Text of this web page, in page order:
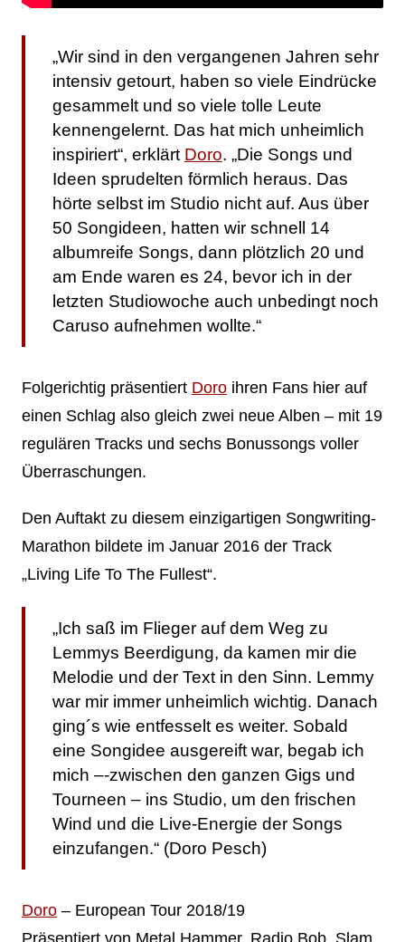
„Wir sind in den vergangenen Jahren sehr
intensiv getourt, haben so viele Eindrücke
gesammelt und so viele tolle Leute
kennengelernt. Das hat mich unheimlich
inspiriert“, erklärt Doro. „Die Songs und
Ideen sprudelten förmlich heraus. Das
hörte selbst im Studio nicht auf. Aus über
50 Songideen, hatten wir schnell 14
albumreife Songs, dann plötzlich 20 und
am Ende waren es 24, bevor ich in der
letzten Studiowoche auch unbedingt noch
Caruso aufnehmen wollte.“
Folgerichtig präsentiert Doroihren Fans hier auf
einen Schlag also gleich zwei neue Alben – mit 19
regulären Tracks und sechs Bonussongs voller
Überraschungen.
Den Auftakt zu diesem einzigartigen Songwriting-
Marathon bildete im Januar 2016 der Track
„Living Life To The Fullest“.
„Ich saß im Flieger auf dem Weg zu
Lemmys Beerdigung, da kamen mir die
Melodie und der Text in den Sinn. Lemmy
war mir immer unheimlich wichtig. Danach
ging´s wie entfesselt es weiter. Sobald
eine Songidee ausgereift war, begab ich
mich –-zwischen den ganzen Gigs und
Tourneen – ins Studio, um den frischen
Wind und die Live-Energie der Songs
einzufangen.“ (Doro Pesch)
Doro– European Tour 2018/19
Präsentiert von Metal Hammer, Radio Bob, Slam